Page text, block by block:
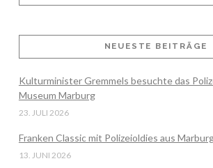
NEUESTE BEITRÄGE
Kulturminister Gremmels besuchte das
Museum Marburg
23. JULI 2026
Franken Classic mit Polizeioldies aus
13. JUNI 2026